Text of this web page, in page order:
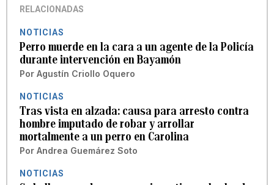
RELACIONADAS
NOTICIAS
Perro muerde en la cara a un agente de la Policía
durante intervención en Bayamón
Por Agustín Criollo Oquero
NOTICIAS
Tras vista en alzada: causa para arresto contra
hombre imputado de robar y arrollar
mortalmente a un perro en Carolina
Por Andrea Guemárez Soto
NOTICIAS